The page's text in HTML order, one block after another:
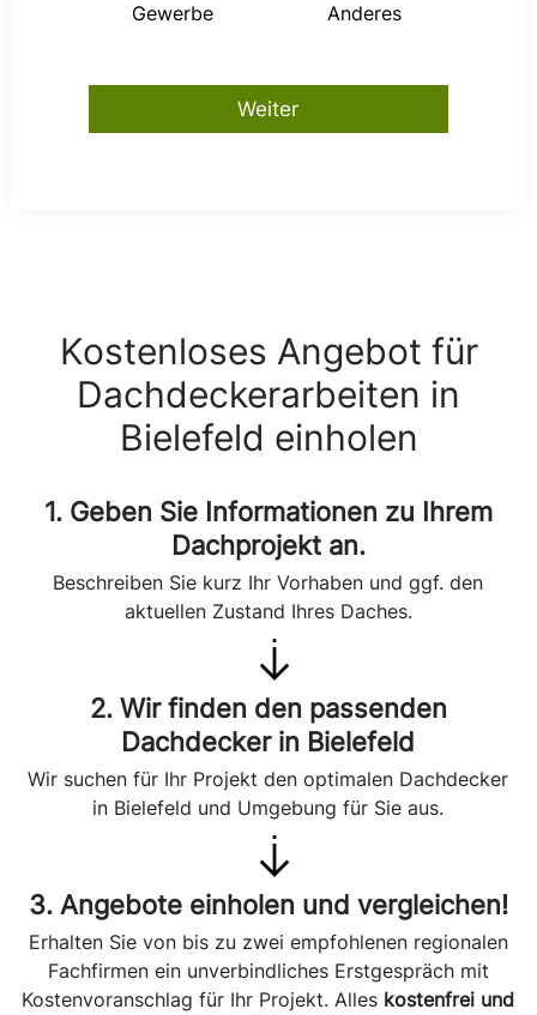
Gewerbe Anderes
Weiter
Kostenloses Angebot für
Dachdeckerarbeiten in
Bielefeld einholen
1. Geben Sie Informationen zu Ihrem
Dachprojekt an.
Beschreiben Sie kurz Ihr Vorhaben und ggf. den
aktuellen Zustand Ihres Daches.
2. Wir finden den passenden
Dachdecker in Bielefeld
Wir suchen für Ihr Projekt den optimalen Dachdecker
in Bielefeld und Umgebung für Sie aus.
3. Angebote einholen und vergleichen!
Erhalten Sie von bis zu zwei empfohlenen regionalen
Fachfirmen ein unverbindliches Erstgespräch mit
Kostenvoranschlag für Ihr Projekt. Alles kostenfrei und